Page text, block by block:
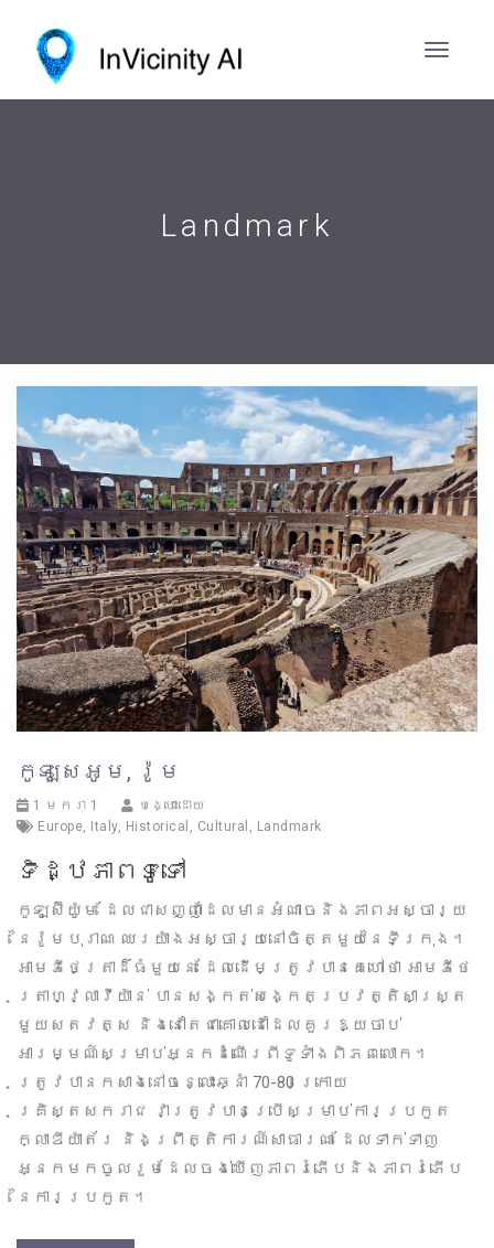
Landmark
កូឡូសេអូម, រ៉ូម
1 មករា 1
បង្ហោះដោយ
Europe, Italy, Historical , Cultural , Landmark
ទិដ្ឋភាពទូទៅ
កូឡូស៊ីយ៉ូម ដែលជាសញ្ញាដែលមានអំណាចនិងភាពអស្ចារ្យ
នៃរ៉ូមបុរាណ ឈរយ៉ាងអស្ចារ្យនៅចិត្តមួយនៃទីក្រុង។
អាមភីថេត្រាដ៏ធំមួយនេះ ដែលដើមត្រូវបានគេហៅថា អាមភីថេ
ត្រាហ្វ្លាវីយ៉ាន់ បានសង្កត់សង្កេតប្រវត្តិសាស្ត្រ
មួយសតវត្ស និងនៅតែជាគោលដៅដែលគួរឱ្យចាប់
អារម្មណ៍សម្រាប់អ្នកដំណើរពីទូទាំងពិភពលោក។
ត្រូវបានកសាងនៅចន្លោះឆ្នាំ 70-80 ក្រោយ
គ្រិស្តសករាជ វាត្រូវបានប្រើសម្រាប់ការប្រកួត
ក្លាឌីយ៉ាត័រ និងព្រឹត្តិការណ៍សាធារណៈ ដែលទាក់ទាញ
អ្នកមកចូលរួមដែលចង់ឃើញភាពរំភើបនិងភាពរំភើប
នៃការប្រកួត។